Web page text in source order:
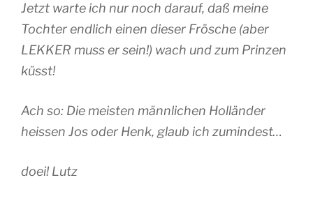
Jetzt warte ich nur noch darauf, daß meine
Tochter endlich einen dieser Frösche (aber
LEKKER muss er sein!) wach und zum Prinzen
küsst!
Ach so: Die meisten männlichen Holländer
heissen Jos oder Henk, glaub ich zumindest…
doei! Lutz